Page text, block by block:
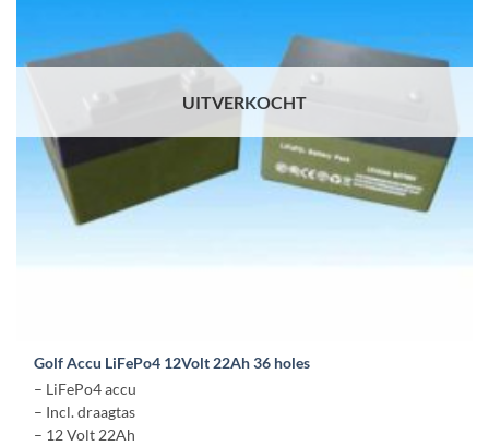
UITVERKOCHT
Golf Accu LiFePo4 12Volt 22Ah 36 holes
– LiFePo4 accu
– Incl. draagtas
– 12 Volt 22Ah